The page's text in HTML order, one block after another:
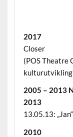
2017
Closer
(POS Theatre
kulturutvikling
2005 – 2013
2013
13.05.13:
2010